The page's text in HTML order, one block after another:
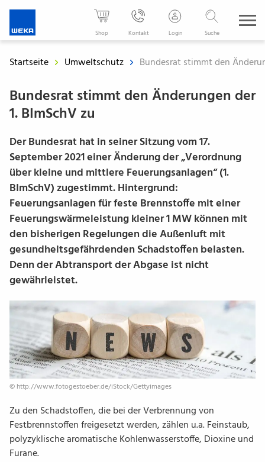
-
Der
für
Ihren
beruflichen
Shop Kontakt Login Suche
Startseite Umweltschutz Bundesrat stimmt den
Bundesrat stimmt den Änderungen der
1. BImSchV zu
Der Bundesrat hat in seiner Sitzung vom 17.
September 2021 einer Änderung der „Verordnung
über kleine und mittlere Feuerungsanlagen“ (1.
BImSchV) zugestimmt. Hintergrund:
Feuerungsanlagen für feste Brennstoffe mit einer
Feuerungswärmeleistung kleiner 1 MW können mit
den bisherigen Regelungen die Außenluft mit
gesundheitsgefährdenden Schadstoffen belasten.
Denn der Abtransport der Abgase ist nicht
gewährleistet.
© http:/​/​www.fotogestoeber.de/​iStock/​Gettyimages
Zu den Schadstoffen, die bei der Verbrennung von
Festbrennstoffen freigesetzt werden, zählen u.a. Feinstaub,
polyzyklische aromatische Kohlenwasserstoffe, Dioxine und
Furane.